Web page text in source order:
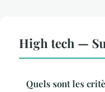
High tech —
Quels sont les